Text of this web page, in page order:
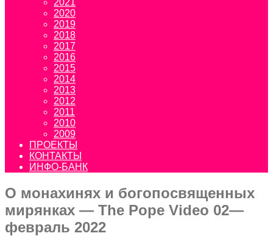
2021
2020
2019
2018
2017
2016
2015
2014
2013
2012
2011
2010
2009
ПРОЕКТЫ
КОНТАКТЫ
ИНФО-БАНК
О монахинях и богопосвященных
мирянках — The Pope Video 02—
февраль 2022